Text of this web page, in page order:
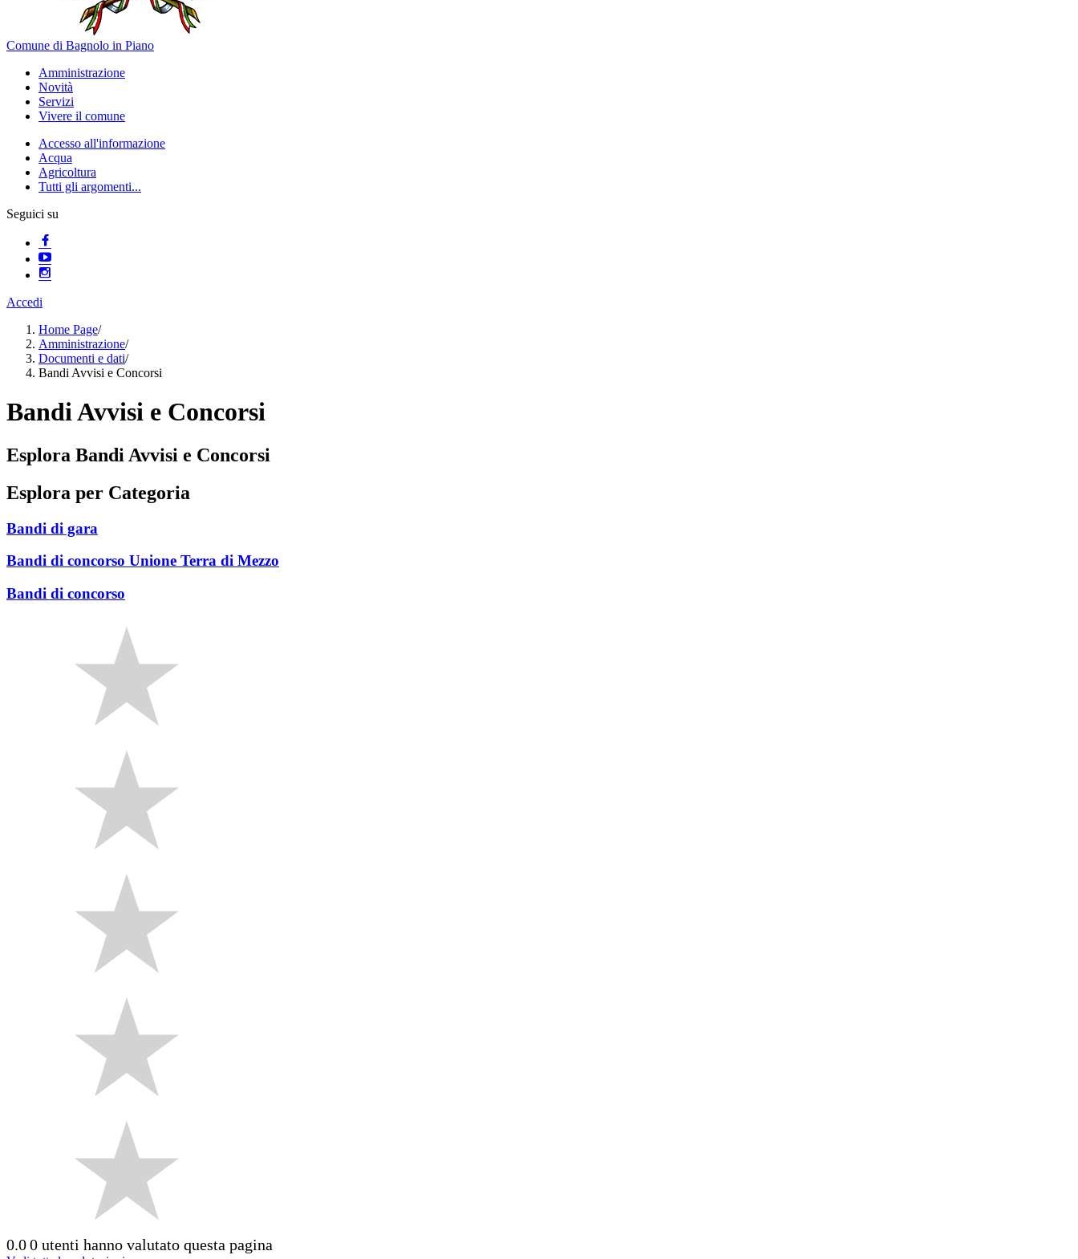
Comune di Bagnolo in Piano
Amministrazione
Novità
Servizi
Vivere il comune
Accesso all'informazione
Acqua
Agricoltura
Tutti gli argomenti...
Seguici su
Accedi
Home Page/
Amministrazione/
Documenti e dati/
Bandi Avvisi e Concorsi
Bandi Avvisi e Concorsi
Esplora Bandi Avvisi e Concorsi
Esplora per Categoria
Bandi di gara
Bandi di concorso Unione Terra di Mezzo
Bandi di concorso
0.00 utenti hanno valutato questa pagina